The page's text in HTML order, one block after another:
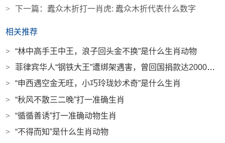
> 下一篇： 蠹众木折打一肖虎: 蠹众木折代表什么数字
相关推荐
>
“林中高手王中王，浪子回头金不换”是什么生肖动物
>
菲律宾华人“钢铁大王”遭绑架遇害，曾回国捐款达2000多万|界面新闻 · 中国
>
“申西遇空金无旺，小巧玲珑妙术奇”是什么生肖
>
“秋风不散三二晚”打一准确生肖
>
“循循善诱”打一准确动物生肖
>
“不得而知”是什么生肖动物